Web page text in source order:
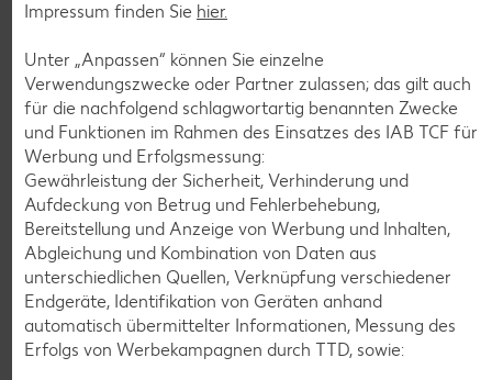
0.69
Tiefkühlkost
Gültig vom 06.08. bis 12.08.
KNÜLLER
Impressum finden Sie hier.
Unter „Anpassen“ können Sie einzelne
Verwendungszwecke oder Partner zulassen; das gilt auch
für die nachfolgend schlagwortartig benannten Zwecke
und Funktionen im Rahmen des Einsatzes des IAB TCF für
Werbung und Erfolgsmessung:
Gewährleistung der Sicherheit, Verhinderung und
Aufdeckung von Betrug und Fehlerbehebung,
Bereitstellung und Anzeige von Werbung und Inhalten,
Abgleichung und Kombination von Daten aus
unterschiedlichen Quellen, Verknüpfung verschiedener
Endgeräte, Identifikation von Geräten anhand
automatisch übermittelter Informationen, Messung des
Erfolgs von Werbekampagnen durch TTD, sowie: